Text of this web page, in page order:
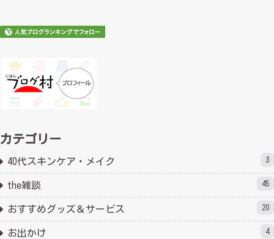
カテゴリー
40代スキンケア・メイク 3
the雑談 45
おすすめグッズ＆サービス 20
お出かけ 4